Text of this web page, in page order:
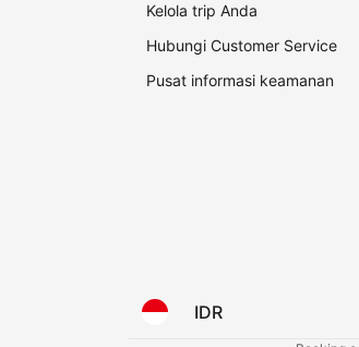
Kelola trip Anda
Hubungi Customer Service
Pusat informasi keamanan
IDR